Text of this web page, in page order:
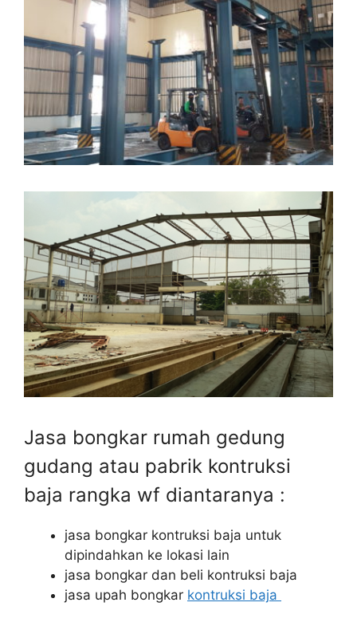
Jasa bongkar rumah gedung
gudang atau pabrik kontruksi
baja rangka wf diantaranya :
jasa bongkar kontruksi baja untuk
dipindahkan ke lokasi lain
jasa bongkar dan beli kontruksi baja
jasa upah bongkar kontruksi baja